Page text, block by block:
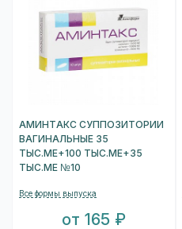
АМИНТАКС СУППОЗИТОРИИ
ВАГИНАЛЬНЫЕ 35
ТЫС.МЕ+100 ТЫС.МЕ+35
ТЫС.МЕ №10
Все формы выпуска
от 165 ₽